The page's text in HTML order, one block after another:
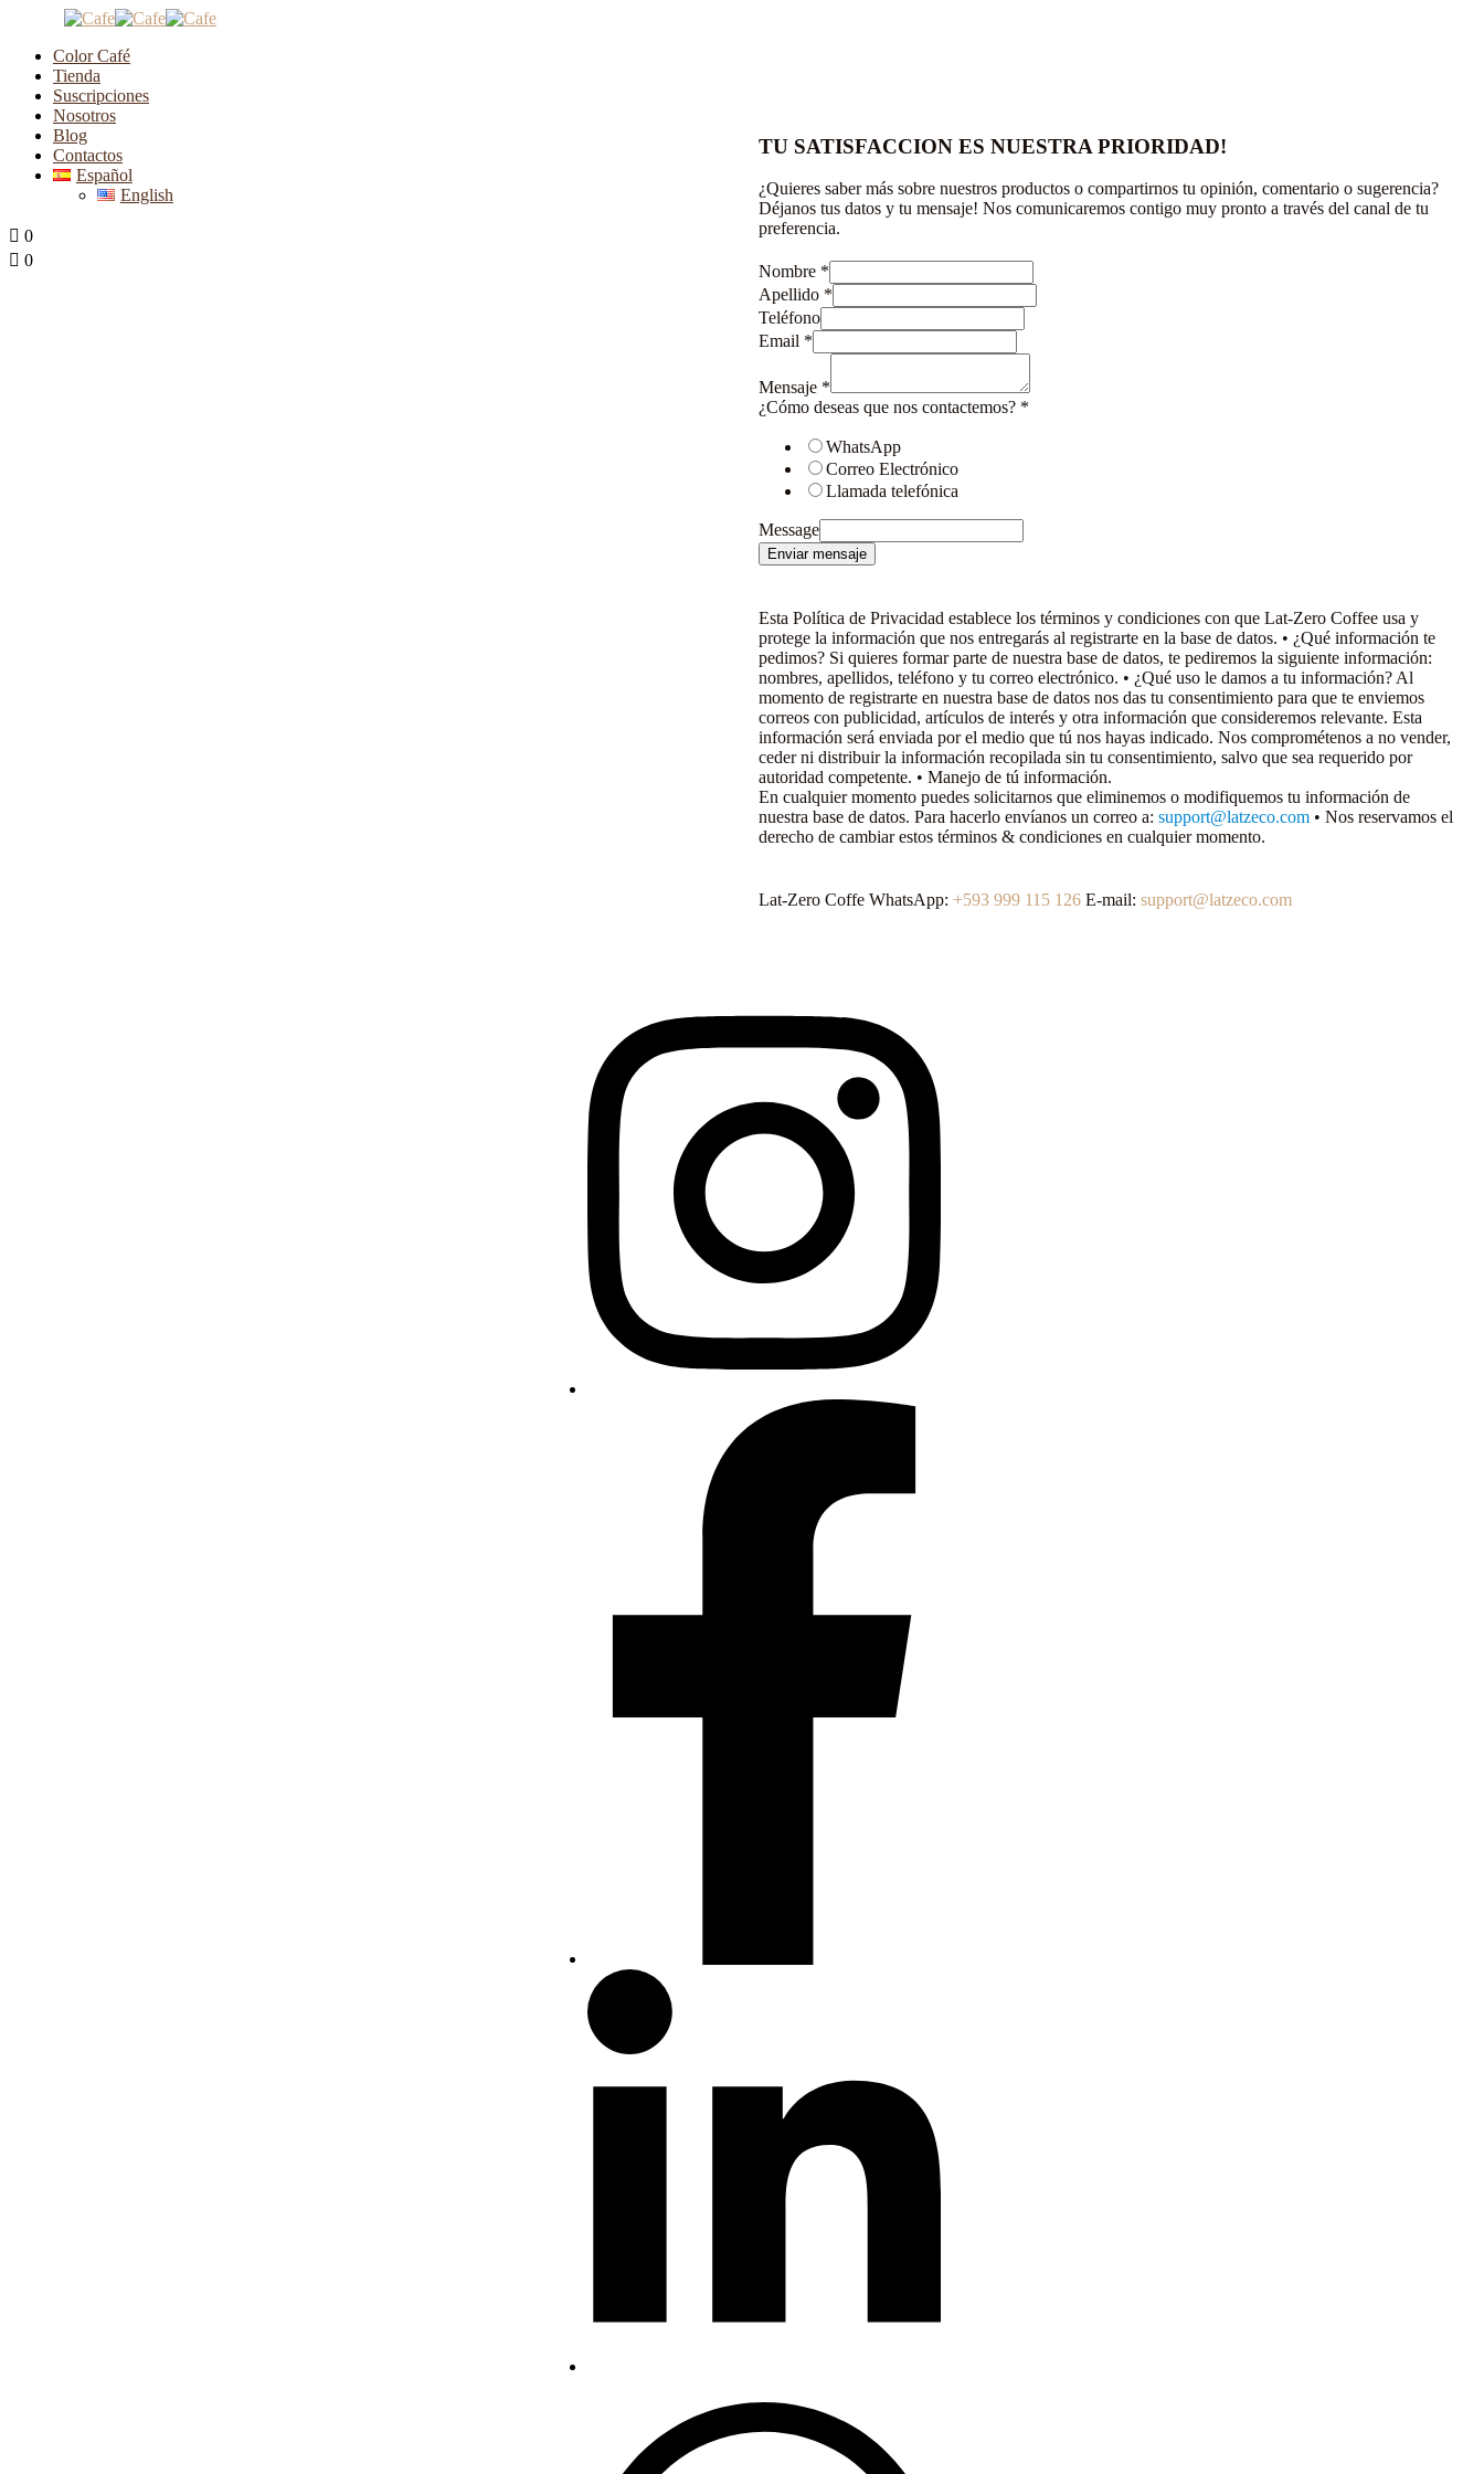
Color Café
Tienda
Suscripciones
Nosotros
Blog
Contactos
Español
English
0
0
TU SATISFACCION ES NUESTRA PRIORIDAD!
¿Quieres saber más sobre nuestros productos o compartirnos tu opinión, comentario o sugerencia?
Déjanos tus datos y tu mensaje! Nos comunicaremos contigo muy pronto a través del canal de tu
preferencia.
Nombre *
Apellido *
Teléfono
Email *
Mensaje *
¿Cómo deseas que nos contactemos? *
WhatsApp
Correo Electrónico
Llamada telefónica
Message
Enviar mensaje
Esta Política de Privacidad establece los términos y condiciones con que Lat-Zero Coffee usa y
protege la información que nos entregarás al registrarte en la base de datos. • ¿Qué información te
pedimos? Si quieres formar parte de nuestra base de datos, te pediremos la siguiente información:
nombres, apellidos, teléfono y tu correo electrónico. • ¿Qué uso le damos a tu información? Al
momento de registrarte en nuestra base de datos nos das tu consentimiento para que te enviemos
correos con publicidad, artículos de interés y otra información que consideremos relevante. Esta
información será enviada por el medio que tú nos hayas indicado. Nos comprométenos a no vender,
ceder ni distribuir la información recopilada sin tu consentimiento, salvo que sea requerido por
autoridad competente. • Manejo de tú información.
En cualquier momento puedes solicitarnos que eliminemos o modifiquemos tu información de
nuestra base de datos. Para hacerlo envíanos un correo a: support@latzeco.com • Nos reservamos el
derecho de cambiar estos términos & condiciones en cualquier momento.
Lat-Zero Coffe WhatsApp: +593 999 115 126 E-mail: support@latzeco.com